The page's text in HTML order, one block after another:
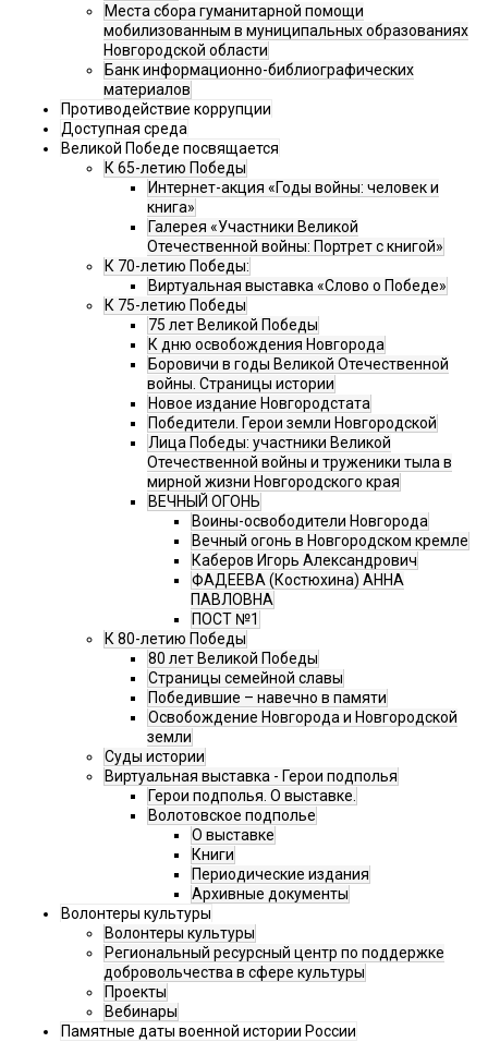
Места сбора гуманитарной помощи
мобилизованным в муниципальных образованиях
Новгородской области
Банк информационно-библиографических
материалов
Противодействие коррупции
Доступная среда
Великой Победе посвящается
К 65-летию Победы
Интернет-акция «Годы войны: человек и
книга»
Галерея «Участники Великой
Отечественной войны: Портрет с книгой»
К 70-летию Победы:
Виртуальная выставка «Слово о Победе»
К 75-летию Победы
75 лет Великой Победы
К дню освобождения Новгорода
Боровичи в годы Великой Отечественной
войны. Страницы истории
Новое издание Новгородстата
Победители. Герои земли Новгородской
Лица Победы: участники Великой
Отечественной войны и труженики тыла в
мирной жизни Новгородского края
ВЕЧНЫЙ ОГОНЬ
Воины-освободители Новгорода
Вечный огонь в Новгородском кремле
Каберов Игорь Александрович
ФАДЕЕВА (Костюхина) АННА
ПАВЛОВНА
ПОСТ №1
К 80-летию Победы
80 лет Великой Победы
Страницы семейной славы
Победившие – навечно в памяти
Освобождение Новгорода и Новгородской
земли
Суды истории
Виртуальная выставка - Герои подполья
Герои подполья. О выставке.
Волотовское подполье
О выставке
Книги
Периодические издания
Архивные документы
Волонтеры культуры
Волонтеры культуры
Региональный ресурсный центр по поддержке
добровольчества в сфере культуры
Проекты
Вебинары
Памятные даты военной истории России